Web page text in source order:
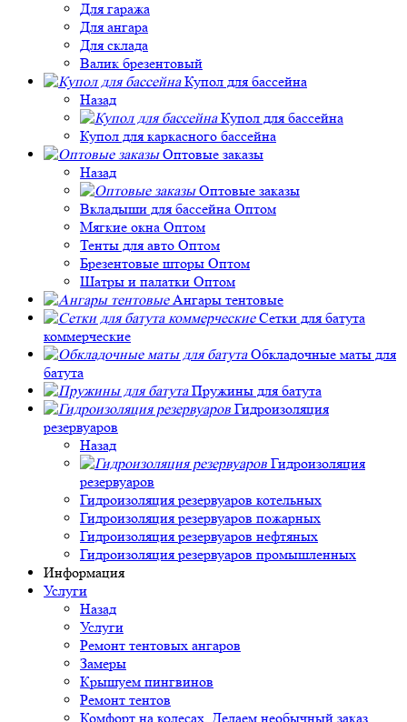
Для гаража
Для ангара
Для склада
Валик брезентовый
Купол для бассейна
Назад
Купол для бассейна
Купол для каркасного бассейна
Оптовые заказы
Назад
Оптовые заказы
Вкладыши для бассейна Оптом
Мягкие окна Оптом
Тенты для авто Оптом
Брезентовые шторы Оптом
Шатры и палатки Оптом
Ангары тентовые
Сетки для батута
коммерческие
Обкладочные маты для
батута
Пружины для батута
Гидроизоляция
резервуаров
Назад
Гидроизоляция
резервуаров
Гидроизоляция резервуаров котельных
Гидроизоляция резервуаров пожарных
Гидроизоляция резервуаров нефтяных
Гидроизоляция резервуаров промышленных
Информация
Услуги
Назад
Услуги
Ремонт тентовых ангаров
Замеры
Крышуем пингвинов
Ремонт тентов
Комфорт на колесах. Делаем необычный заказ